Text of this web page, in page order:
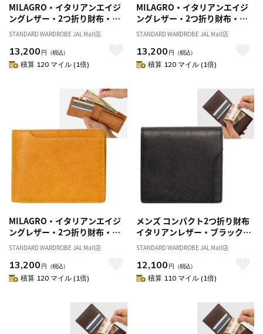
MILAGRO・イタリアンエイジ
ングレザー・2つ折り財布・ダ
ークブラウン
STANDARD WARDROBE JAL Mall店
13,200 円 （税込）
積算 120 マイル (1倍)
MILAGRO・イタリアンエイジ
ングレザー・2つ折り財布・グ
リーン
STANDARD WARDROBE JAL Mall店
13,200 円 （税込）
積算 120 マイル (1倍)
MILAGRO・イタリアンエイジ
ングレザー・2つ折り財布・マ
スタード
STANDARD WARDROBE JAL Mall店
13,200 円 （税込）
積算 120 マイル (1倍)
メンズ コンパクト2つ折り財布
イタリアンレザー・ブラック／
財布 紳士 薄型 コンパクトウォ
レット 二つ折り財布 スマート
革 本革 レザー 春財布 クリスマ
ス 父の日 誕生日 プレゼント
STANDARD WARDROBE JAL Mall店
12,100 円 （税込）
積算 110 マイル (1倍)